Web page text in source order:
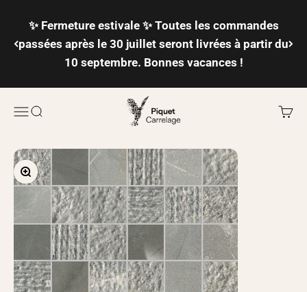
✨ Fermeture estivale ✨ Toutes les commandes
passées après le 30 juillet seront livrées à partir du
10 septembre. Bonnes vacances !
Ouvrir la navigation
Ouvrir la recherche
Piquet Carrelage
Voir
Zoomer sur l'image